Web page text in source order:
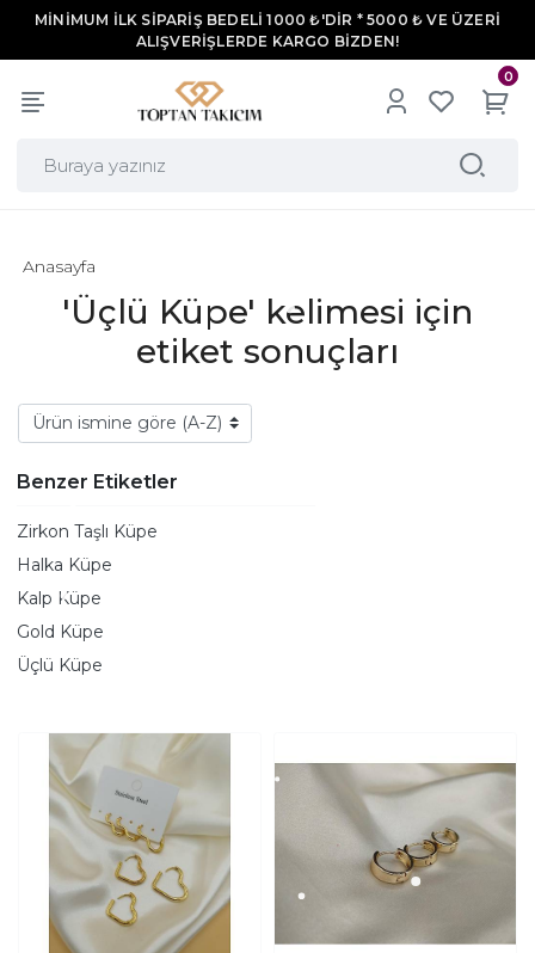
MİNİMUM İLK SİPARİŞ BEDELİ 1000 ₺'DİR * 5000 ₺ VE ÜZERİ
ALIŞVERİŞLERDE KARGO BİZDEN!
0
'Üçlü Küpe' kelimesi için
etiket sonuçları
Anasayfa
Benzer Etiketler
Zirkon Taşlı Küpe
Halka Küpe
Kalp Küpe
Gold Küpe
Üçlü Küpe